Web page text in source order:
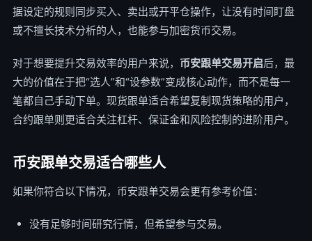
据设定的规则同步买入、卖出或开平仓操作，让没有时间盯盘
或不擅长技术分析的人，也能参与加密货币交易。
对于想要提升交易效率的用户来说， 币安跟单交易开启后，最
大的价值在于把“选人”和“设参数”变成核心动作，而不是每一
笔都自己手动下单。现货跟单适合希望复制现货策略的用户，
合约跟单则更适合关注杠杆、保证金和风险控制的进阶用户。
币安跟单交易适合哪些人
如果你符合以下情况，币安跟单交易会更有参考价值：
没有足够时间研究行情，但希望参与交易。